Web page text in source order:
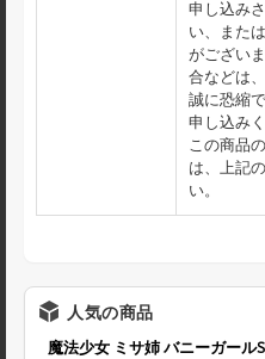
申し込み
い、また
がござい
合などは
誠に恐縮
申し込み
この商品
は、上記
い。
人気の商品
魔法少女 ミサ姉 バニーガール